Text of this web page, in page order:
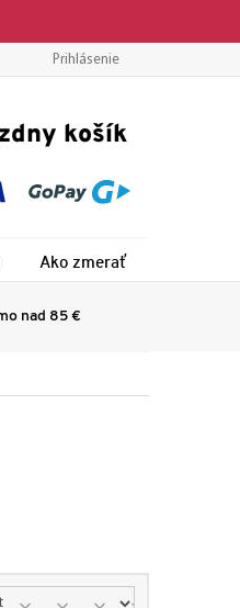
Prihlásenie
košík
Ako zmerať
nad 85 €